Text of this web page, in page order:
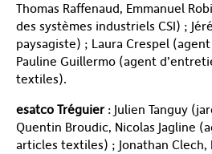
Thomas Raffenaud, Emmanuel
des systèmes industriels CSI) ;
paysagiste) ; Laura Crespel
Pauline Guillermo (agent
textiles).
esatco Tréguier: Julien Tanguy
Quentin Broudic, Nicolas Jagline
articles textiles) ; Jonathan Clech,